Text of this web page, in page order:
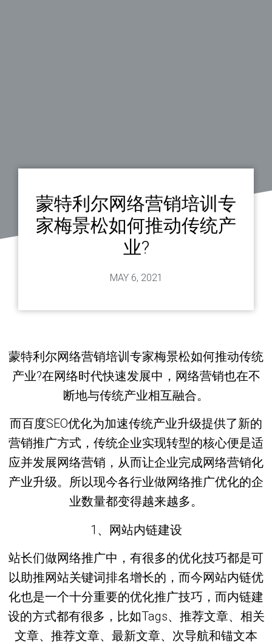
蒙特利尔网络营销培训专
家梅景松如何推动传统产
业?
MAY 6, 2021
蒙特利尔网络营销培训专家梅景松如何推动传统
产业?在网络时代快速发展中，网络营销也在不
断地与传统产业相互融合。
而百度SEO优化为加速传统产业升级提供了新的
营销推广方式，传统企业实现转型的核心便是适
应并发展网络营销，从而让企业完成网络营销化
产业升级。所以现今各行业做网络推广优化的企
业数量都变得越来越多。
1、网站内链建设
站长们做网络推广中，有很多的优化技巧都是可
以助推网站关键词排名增长的，而今网站内链优
化也是一个十分重要的优化推广技巧，而内链建
设的方式都有很多，比如Tags、推荐文章、相关
文章、推荐文章、最新文章、次导航和锚文本